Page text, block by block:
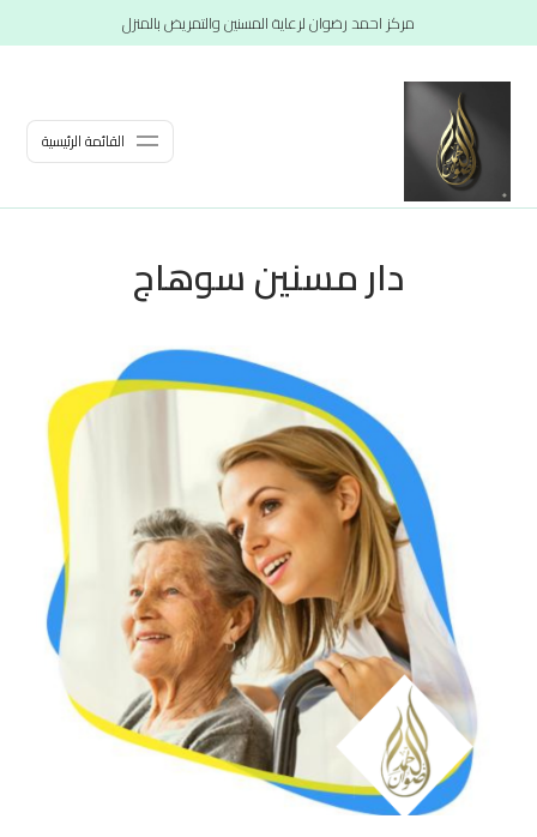
مركز احمد رضوان لرعاية المسنين والتمريض بالمنزل
القائمة الرئيسية
دار مسنين سوهاج